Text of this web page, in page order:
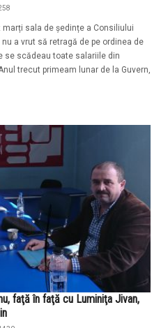
marți sala de ședințe a Consiliului
a vrut să retragă de pe ordinea de
se scădeau toate salariile din
trecut primeam lunar de la Guvern,
faţă în faţă cu Luminiţa Jivan,